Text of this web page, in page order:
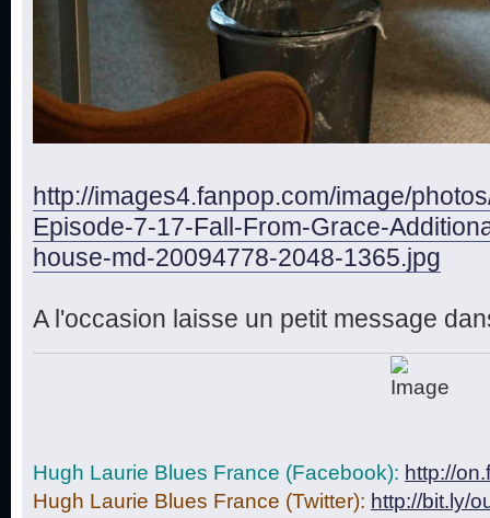
http://images4.fanpop.com/image/
Episode-7-17-Fall-From-Grace-
house-md-20094778-2048-1365.jpg
A l'occasion laisse un petit message
Hugh Laurie Blues France (Facebook): http://
Hugh Laurie Blues France (Twitter): http://bit.ly/